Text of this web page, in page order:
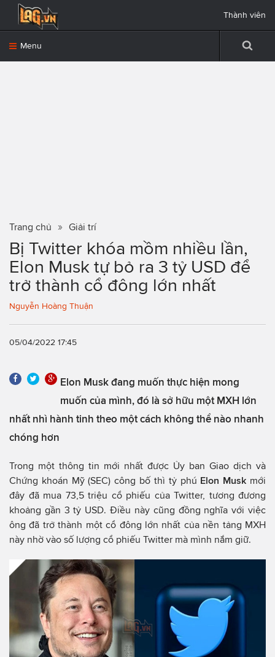
Menu
Thành viên
Trang chủ Giải trí
Bị Twitter khóa mồm nhiều lần,
Elon Musk tự bỏ ra 3 tỷ USD để
trở thành cổ đông lớn nhất
Nguyễn Hoàng Thuận
05/04/2022 17:45
Elon Musk đang muốn thực hiện mong
muốn của mình, đó là sở hữu một MXH lớn
nhất nhì hành tinh theo một cách không thể nào nhanh
chóng hơn
Trong một thông tin mới nhất được Ủy ban Giao dịch và
Chứng khoán Mỹ (SEC) công bố thì tỷ phú Elon Musk mới
đây đã mua 73,5 triệu cổ phiếu của Twitter, tương đương
khoảng gần 3 tỷ USD. Điều này cũng đồng nghĩa với việc
ông đã trở thành một cổ đông lớn nhất của nền tảng MXH
này nhờ vào số lượng cổ phiếu Twitter mà mình nắm giữ.